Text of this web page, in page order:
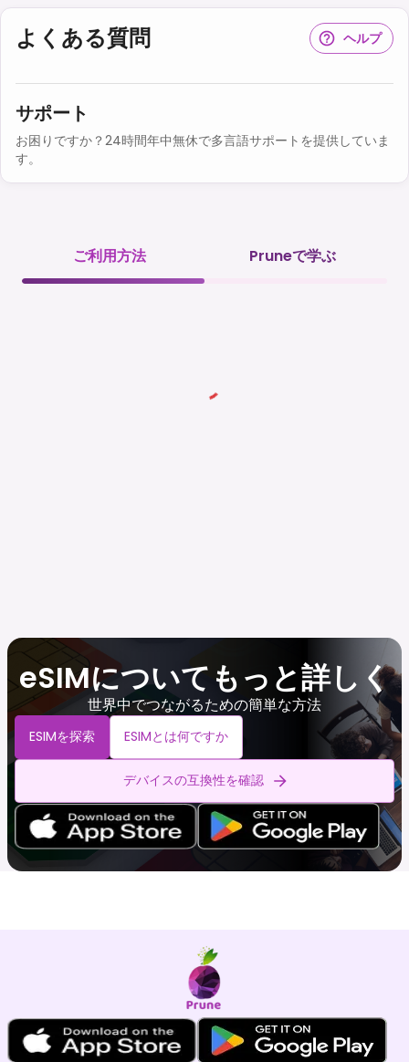
よくある質問 ヘルプ
サポート
お困りですか？24時間年中無休で多言語サポートを提供していま
す。
ご利用方法 Pruneで学ぶ
eSIMについてもっと詳しく
世界中でつながるための簡単な方法
ESIMを探索 ESIMとは何ですか
デバイスの互換性を確認